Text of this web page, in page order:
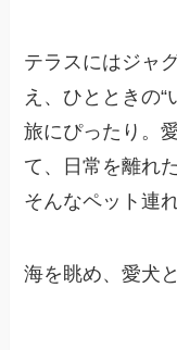
テラスにはジャ
え、ひとときの
旅にぴったり。
て、日常を離れ
そんなペット連
海を眺め、愛犬